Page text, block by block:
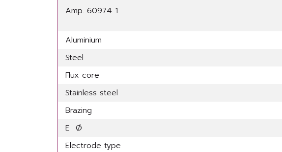
Amp. 60974-1
Aluminium
Steel
Flux core
Stainless steel
Brazing
E Ø
Electrode type